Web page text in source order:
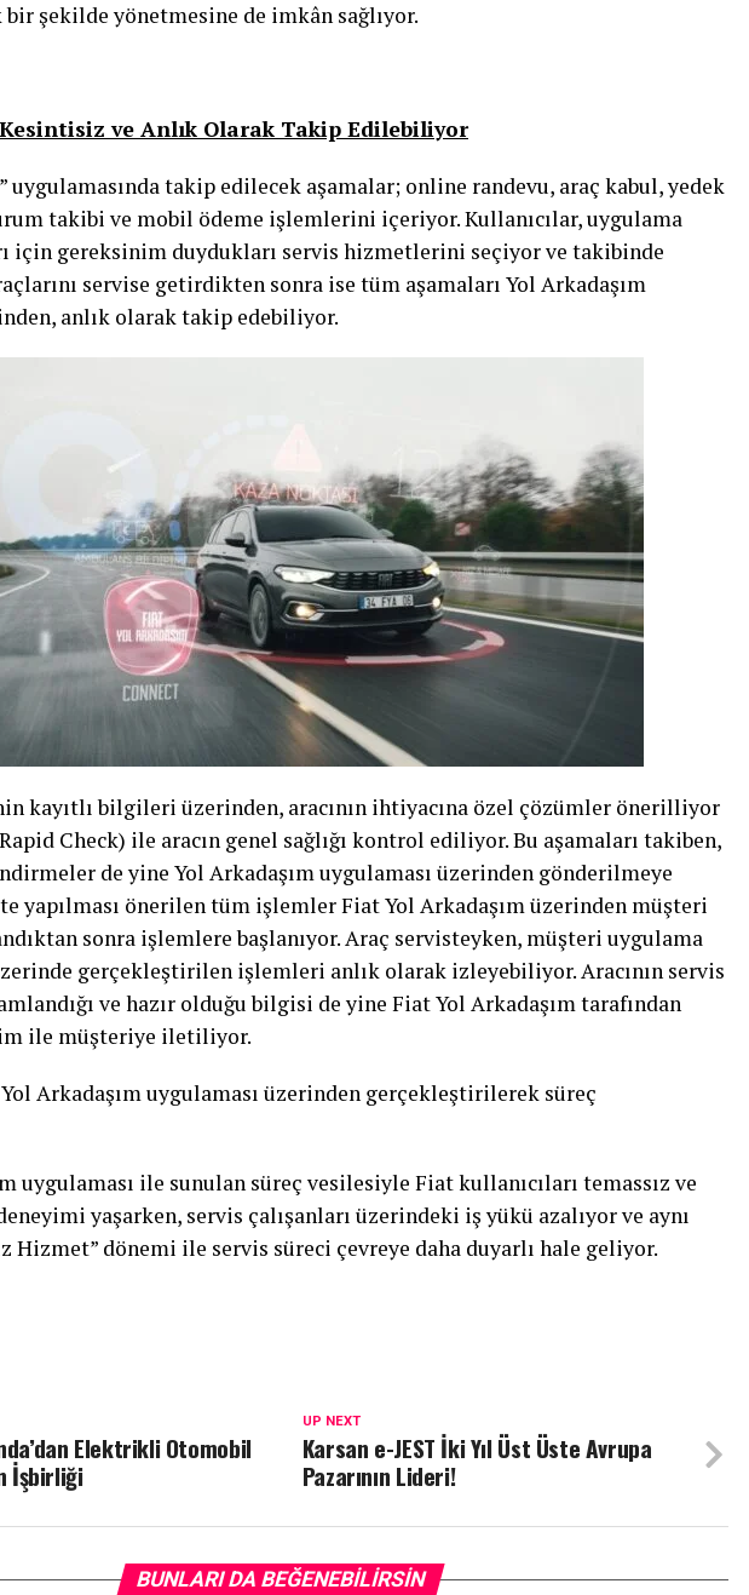
şekilde yönetmesine de imkân sağlıyor.
ve Anlık Olarak Takip Edilebiliyor
uygulamasında takip edilecek aşamalar; online randevu, araç kabul, yedek
takibi ve mobil ödeme işlemlerini içeriyor. Kullanıcılar, uygulama
için gereksinim duydukları servis hizmetlerini seçiyor ve takibinde
servise getirdikten sonra ise tüm aşamaları Yol Arkadaşım
anlık olarak takip edebiliyor.
kayıtlı bilgileri üzerinden, aracının ihtiyacına özel çözümler önerilliyor
Check) ile aracın genel sağlığı kontrol ediliyor. Bu aşamaları takiben,
de yine Yol Arkadaşım uygulaması üzerinden gönderilmeye
yapılması önerilen tüm işlemler Fiat Yol Arkadaşım üzerinden müşteri
sonra işlemlere başlanıyor. Araç servisteyken, müşteri uygulama
gerçekleştirilen işlemleri anlık olarak izleyebiliyor. Aracının servis
ve hazır olduğu bilgisi de yine Fiat Yol Arkadaşım tarafından
ile müşteriye iletiliyor.
Arkadaşım uygulaması üzerinden gerçekleştirilerek süreç
uygulaması ile sunulan süreç vesilesiyle Fiat kullanıcıları temassız ve
yaşarken, servis çalışanları üzerindeki iş yükü azalıyor ve aynı
Hizmet” dönemi ile servis süreci çevreye daha duyarlı hale geliyor.
UP NEXT
Karsan e-JEST İki Yıl Üst Üste Avrupa
Pazarının Lideri!
Elektrikli Otomobil
İşbirliği
BUNLARI DA BEĞENEBILIRSIN